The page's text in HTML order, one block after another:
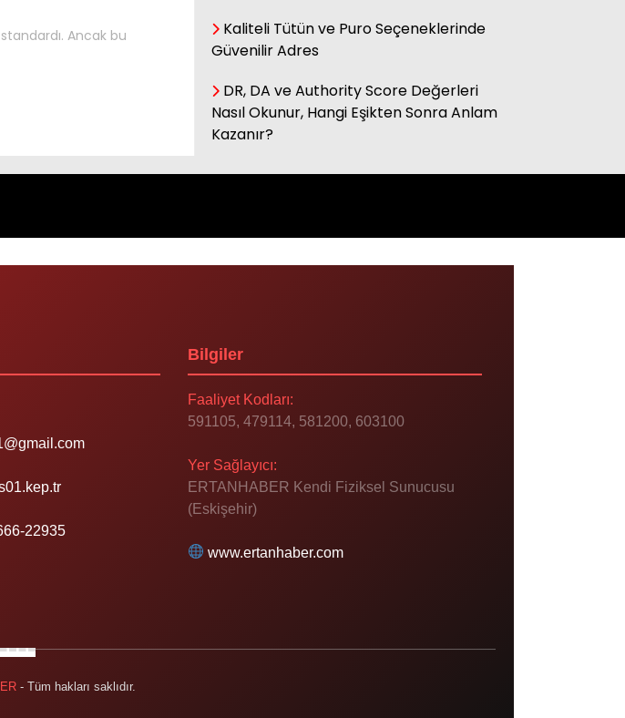
Ancak bu
Kaliteli Tütün ve Puro Seçeneklerinde
Güvenilir Adres
DR, DA ve Authority Score Değerleri
Nasıl Okunur, Hangi Eşikten Sonra Anlam
Kazanır?
22935
Bilgiler
Faaliyet Kodları:
591105, 479114, 581200, 603100
Yer Sağlayıcı:
ERTANHABER Kendi Fiziksel Sunucusu
(Eskişehir)
www.ertanhaber.com
- Tüm hakları saklıdır.